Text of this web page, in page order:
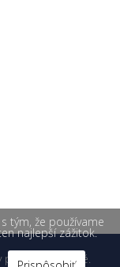
vyhradené.
tým, že používame
najlepší zážitok.